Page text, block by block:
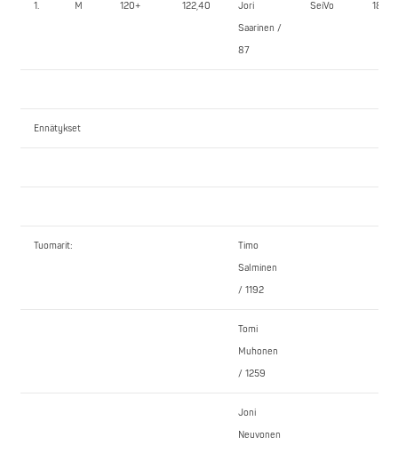
1. M 120+ 122,40
Jori
Saarinen /
87
SeiVo 185,0
Ennätykset
Tuomarit:
Timo
Salminen
/ 1192
Tomi
Muhonen
/ 1259
Joni
Neuvonen